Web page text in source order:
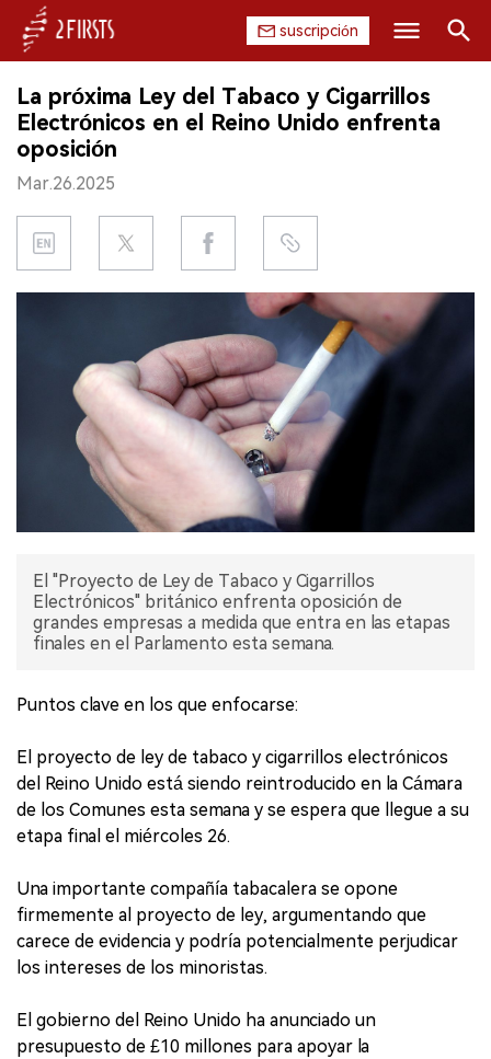
suscripción
INICIO
EMPRESA
PRODUCTO
REGULACIÓN
DATOS
EXPOSICIÓN
ENTREVISTA
Buscar
La próxima Ley del Tabaco y Cigarrillos
Electrónicos en el Reino Unido enfrenta
oposición
Mar.26.2025
El "Proyecto de Ley de Tabaco y Cigarrillos
Electrónicos" británico enfrenta oposición de
grandes empresas a medida que entra en las etapas
finales en el Parlamento esta semana.
Puntos clave en los que enfocarse:
El proyecto de ley de tabaco y cigarrillos electrónicos
del Reino Unido está siendo reintroducido en la Cámara
de los Comunes esta semana y se espera que llegue a su
etapa final el miércoles 26.
Una importante compañía tabacalera se opone
firmemente al proyecto de ley, argumentando que
carece de evidencia y podría potencialmente perjudicar
los intereses de los minoristas.
El gobierno del Reino Unido ha anunciado un
presupuesto de £10 millones para apoyar la